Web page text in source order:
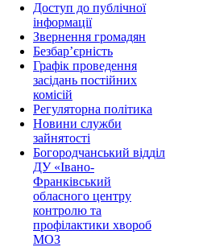
Доступ до публічної
інформації
Звернення громадян
Безбар’єрність
Графік проведення
засідань постійних
комісій
Регуляторна політика
Новини служби
зайнятості
Богородчанський відділ
ДУ «Івано-
Франківський
обласного центру
контролю та
профілактики хвороб
МОЗ